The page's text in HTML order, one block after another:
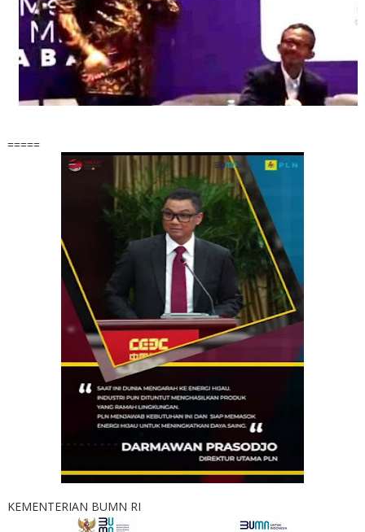
=====
KEMENTERIAN BUMN RI